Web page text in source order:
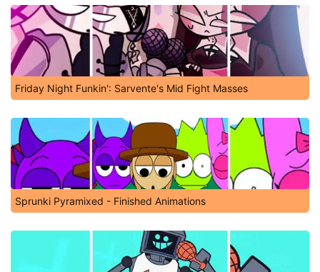
Friday Night Funkin': Sarvente's Mid Fight Masses
Sprunki Pyramixed - Finished Animations